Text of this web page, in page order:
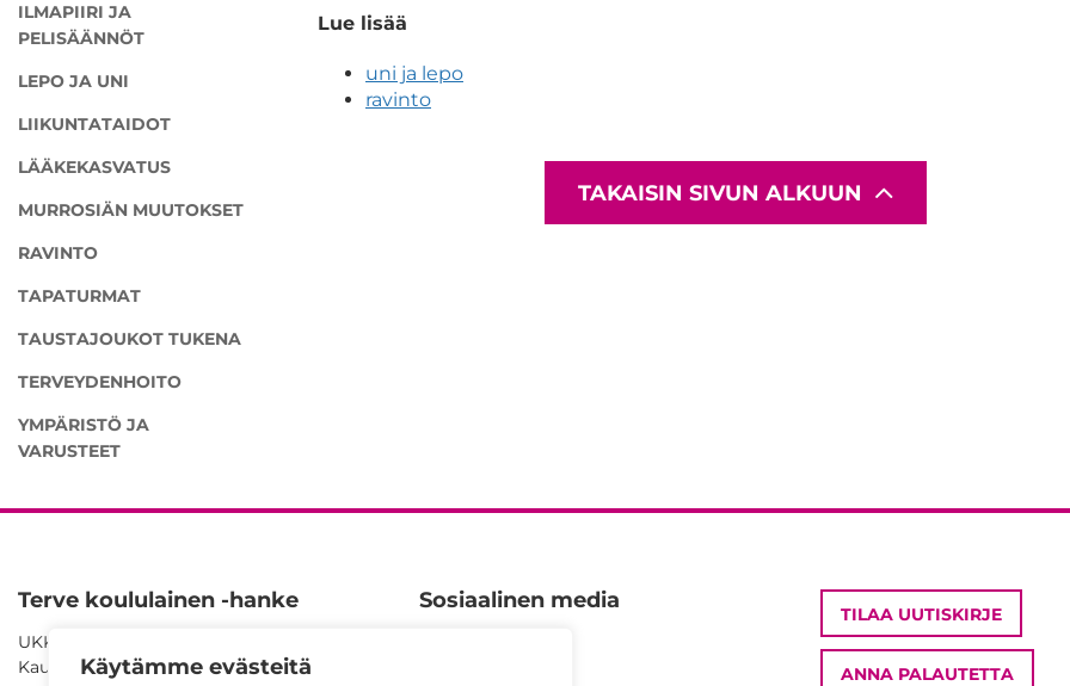
Käytämme evästeitä
Lue lisää
uni ja lepo
ravinto
TAKAISIN SIVUN ALKUUN
ILMAPIIRI JA
PELISÄÄNNÖT
LEPO JA UNI
LIIKUNTATAIDOT
LÄÄKEKASVATUS
MURROSIÄN MUUTOKSET
RAVINTO
TAPATURMAT
TAUSTAJOUKOT TUKENA
TERVEYDENHOITO
YMPÄRISTÖ JA
VARUSTEET
Terve koululainen -hanke
UKK-instituutti
Kaupinpuistonkatu 1
Sosiaalinen media
TILAA UUTISKIRJE
ANNA PALAUTETTA